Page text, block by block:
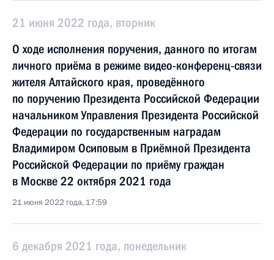
21 июня 2022 года, вторник
О ходе исполнения поручения, данного по итогам
личного приёма в режиме видео-конференц-связи
жителя Алтайского края, проведённого
по поручению Президента Российской Федерации
начальником Управления Президента Российской
Федерации по государственным наградам
Владимиром Осиповым в Приёмной Президента
Российской Федерации по приёму граждан
в Москве 22 октября 2021 года
21 июня 2022 года, 17:59
6 декабря 2021 года, понедельник